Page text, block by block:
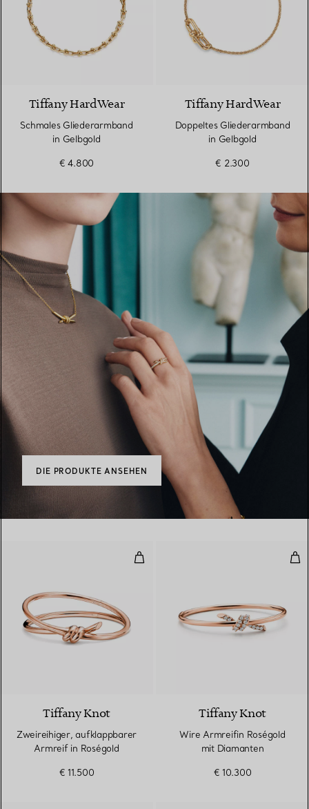
Tiffany HardWear
Schmales Gliederarmband
in Gelbgold
€ 4.800
Tiffany HardWear
Doppeltes Gliederarmband
in Gelbgold
€ 2.300
DIE PRODUKTE ANSEHEN
Zweireihiger, aufklappbarer
Tiffany Knot
Zweireihiger, aufklappbarer
Armreif in Roségold
€ 11.500
Tiffany Knot
Wire Armreifin Roségold
mit Diamanten
€ 10.300